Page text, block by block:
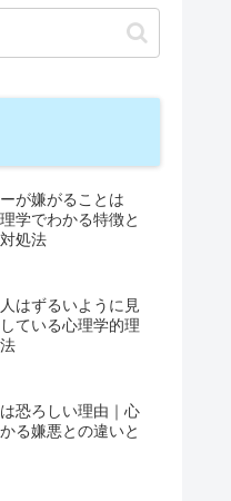
が嫌がることは
学でわかる特徴と
処法
はずるいように見
ている心理学的理
恐ろしい理由｜心
る嫌悪との違いと